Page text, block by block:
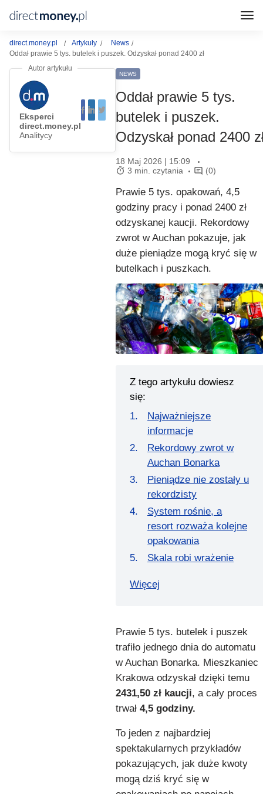
direct.money.pl Artykuły
News
Oddał prawie 5 tys. butelek i puszek. Odzyskał ponad 2400 zł
Eksperci
direct.money.pl
Analitycy
NEWS
Oddał prawie 5 tys.
butelek i puszek.
Odzyskał ponad 2400
18 Maj 2026 | 15:09
3 min. czytania
(0)
Prawie 5 tys. opakowań, 4,5
godziny pracy i ponad 2400 zł
odzyskanej kaucji. Rekordowy
zwrot w Auchan pokazuje, jak
duże pieniądze mogą kryć się w
butelkach i puszkach.
Z tego artykułu dowiesz
się:
Najważniejsze
informacje
Rekordowy zwrot w
Auchan Bonarka
Pieniądze nie zostały u
rekordzisty
System rośnie, a
resort rozważa kolejne
opakowania
Skala robi wrażenie
Więcej
Prawie 5 tys. butelek i puszek
trafiło jednego dnia do automatu
w Auchan Bonarka. Mieszkaniec
Krakowa odzyskał dzięki temu
2431,50 zł kaucji, a cały proces
trwał 4,5 godziny.
To jeden z najbardziej
spektakularnych przykładów
pokazujących, jak duże kwoty
mogą dziś kryć się w